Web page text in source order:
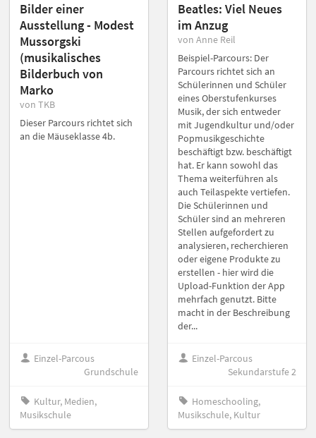
Bilder einer
Ausstellung - Modest
Mussorgski
(musikalisches
Bilderbuch von
Marko
von TKB
Dieser Parcours richtet sich
an die Mäuseklasse 4b.
Einzel-Parcous
Grundschule
Kultur, Medien,
Musikschule
Beatles: Viel Neues
im Anzug
von Anne Reil
Beispiel-Parcours: Der
Parcours richtet sich an
Schülerinnen und Schüler
eines Oberstufenkurses
Musik, der sich entweder
mit Jugendkultur und/oder
Popmusikgeschichte
beschäftigt bzw. beschäftigt
hat. Er kann sowohl das
Thema weiterführen als
auch Teilaspekte vertiefen.
Die Schülerinnen und
Schüler sind an mehreren
Stellen aufgefordert zu
analysieren, recherchieren
oder eigene Produkte zu
erstellen - hier wird die
Upload-Funktion der App
mehrfach genutzt. Bitte
macht in der Beschreibung
der...
Einzel-Parcous
Sekundarstufe 2
Homeschooling,
Musikschule, Kultur